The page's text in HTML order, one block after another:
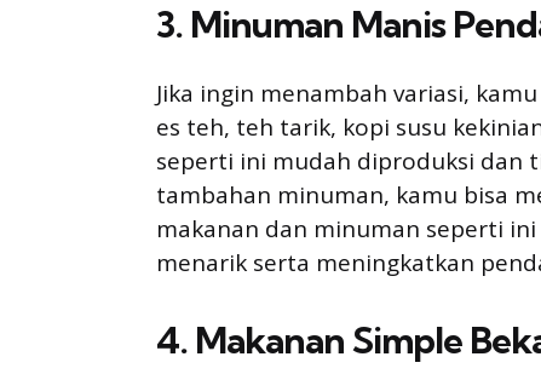
3. Minuman Manis
Jika ingin menambah variasi,
es teh, teh tarik, kopi susu
seperti ini mudah diproduksi dan
tambahan minuman, kamu bisa
makanan dan minuman seperti
menarik serta meningkatkan
4. Makanan Simple